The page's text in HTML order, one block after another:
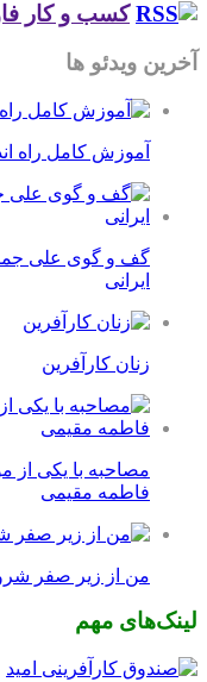
کسب و کار
آخرین ویدئو ها
آموزش کامل راه
گف و گوی علی
ایرانی
زنان کارآفرین
مصاحبه با یکی از
فاطمه مقیمی
من از زیر صفر
لینک‌های مهم